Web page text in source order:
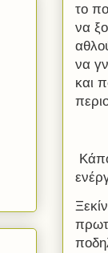
το
να
να
και